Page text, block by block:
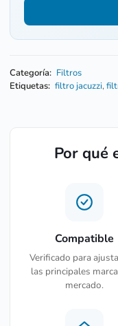
Categoría: Filtros
Etiquetas: filtro jacuzzi,
Por qué
Compatible
Verificado para
las principales
mercado.